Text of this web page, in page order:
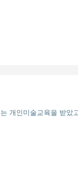
개인미술교육을 받